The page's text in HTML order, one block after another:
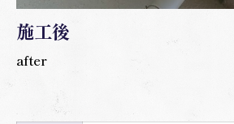
施工後
after